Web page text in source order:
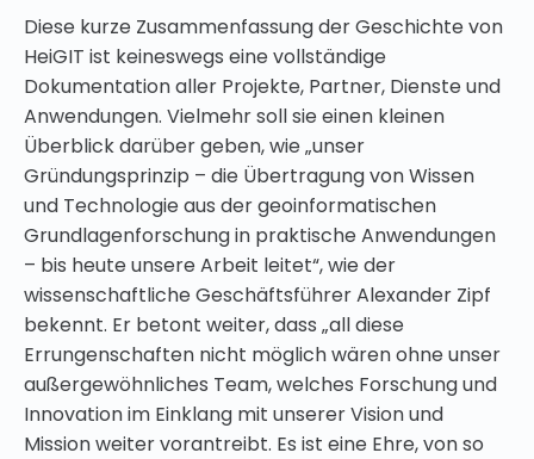
Diese kurze Zusammenfassung der Geschichte von
HeiGIT ist keineswegs eine vollständige
Dokumentation aller Projekte, Partner, Dienste und
Anwendungen. Vielmehr soll sie einen kleinen
Überblick darüber geben, wie „unser
Gründungsprinzip – die Übertragung von Wissen
und Technologie aus der geoinformatischen
Grundlagenforschung in praktische Anwendungen
– bis heute unsere Arbeit leitet“, wie der
wissenschaftliche Geschäftsführer Alexander Zipf
bekennt. Er betont weiter, dass „all diese
Errungenschaften nicht möglich wären ohne unser
außergewöhnliches Team, welches Forschung und
Innovation im Einklang mit unserer Vision und
Mission weiter vorantreibt. Es ist eine Ehre, von so